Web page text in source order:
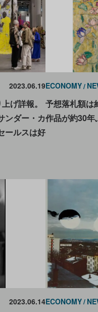
2023.06.19
げ詳報。
ンダー・カ
ールスは好
ECONOMY
予想落札額は
作品が約30年
2023.06.14ECONOMY